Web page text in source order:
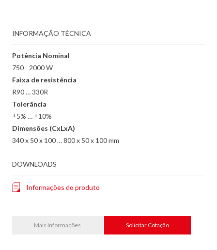
INFORMAÇÃO TÉCNICA
Potência Nominal
750 - 2000 W
Faixa de resistência
R90 … 330R
Tolerância
±5% … ±10%
Dimensões (CxLxA)
340 x 50 x 100 … 800 x 50 x 100 mm
DOWNLOADS
Informações do produto
Mais Informações Solicitar Cotação